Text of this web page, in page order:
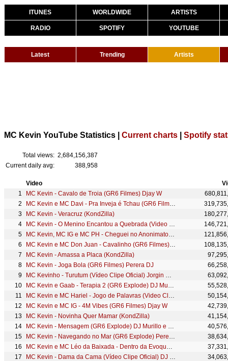
ITUNES WORLDWIDE ARTISTS
RADIO SPOTIFY YOUTUBE
Latest Trending Artists
MC Kevin YouTube Statistics | Current charts Spotify
Total views: 2,684,156,387
Current daily avg:
388,958
Video
MC Kevin - Cavalo de Troia (GR6 Filmes) Djay W
MC Kevin e MC Davi - Pra Inveja é Tchau (GR6 Filmes) Perera DJ
MC Kevin - Veracruz (KondZilla)
MC Kevin - O Menino Encantou a Quebrada (Video Clipe) DJ Nene MPC
MC Kevin, MC IG e MC PH - Cheguei no Anonimato (GR6 Filmes) Perera DJ
MC Kevin e MC Don Juan - Cavalinho (GR6 Filmes) Djay W
MC Kevin - Amassa a Placa (KondZilla)
MC Kevin - Joga Bola (GR6 Filmes) Perera DJ
MC Kevinho - Turutum (Vídeo Clipe Oficial) Jorgin Deejhay
MC Kevin e Gaab - Terapia 2 (GR6 Explode) DJ Murillo e LTnoBeat
MC Kevin e MC Hariel - Jogo de Palavras (Video Clipe Oficial 2015)
MC Kevin e MC IG - 4M Vibes (GR6 Filmes) Djay W
MC Kevin - Novinha Quer Mamar (KondZilla)
MC Kevin - Mensagem (GR6 Explode) DJ Murillo e LTnoBeat
MC Kevin - Navegando no Mar (GR6 Explode) Perera DJ
MC Kevin e MC Léo da Baixada - Dentro da Evoque (Video Clipe) Jorgin Deejhay
MC Kevin - Dama da Cama (Vídeo Clipe Oficial) DJ R7